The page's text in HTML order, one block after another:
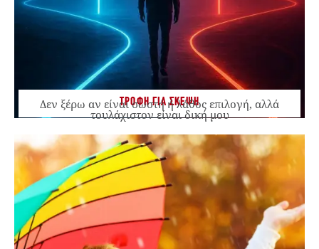
ΤΡΟΦΗ ΓΙΑ ΣΚΕΨΗ
Δεν ξέρω αν είναι σωστή ή λάθος επιλογή, αλλά
τουλάχιστον είναι δική μου